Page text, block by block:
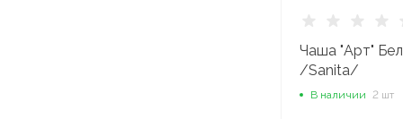
Чаша "Арт"
/Sanita/
В наличии 2 шт